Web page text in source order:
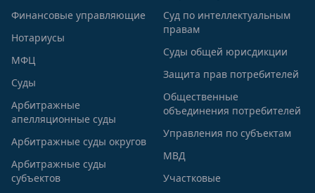
Финансовые управляющие
Нотариусы
МФЦ
Суды
Арбитражные
апелляционные суды
Арбитражные суды округов
Арбитражные суды
субъектов
Суд по интеллектуальным
правам
Суды общей юрисдикции
Защита прав потребителей
Общественные
объединения потребителей
Управления по субъектам
МВД
Участковые